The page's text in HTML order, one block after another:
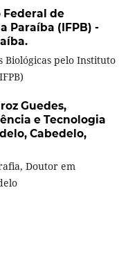
de
Paraíba (IFPB) -
Biológicas pelo Instituto
Guedes,
e Tecnologia
Cabedelo,
Doutor em